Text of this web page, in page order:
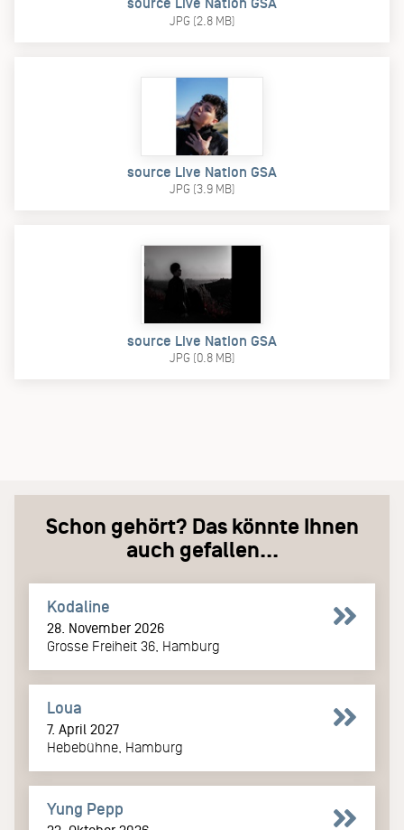
source Live Nation GSA
JPG (2.8 MB)
source Live Nation GSA
JPG (3.9 MB)
source Live Nation GSA
JPG (0.8 MB)
Schon gehört? Das könnte Ihnen
auch gefallen...
Kodaline
28. November 2026
Grosse Freiheit 36, Hamburg
Loua
7. April 2027
Hebebühne, Hamburg
Yung Pepp